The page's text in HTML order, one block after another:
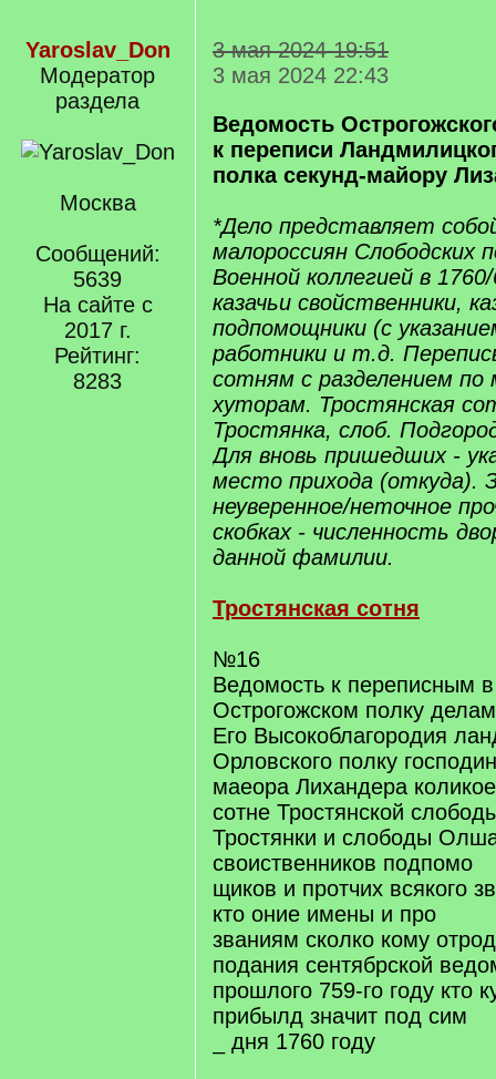
Yaroslav_Don
Модератор
раздела
Москва
Сообщений:
5639
На сайте с
2017 г.
Рейтинг:
8283
3 мая 2024 19:51
3 мая 2024 22:43
Ведомость
к переписи
полка секунд-майору
*Дело представляет
малороссиян Слободских
Военной коллегией в
казачьи свойственники,
подпомощники (с
работники и т.д.
сотням с разделением по
хуторам. Тростянская
Тростянка, слоб.
Для вновь пришедших -
место прихода (откуда).
неуверенное/неточное
скобках - численность
данной фамилии.
Тростянская сотня
№16
Ведомость к переписным
Острогожском полку
Его Высокоблагородия
Орловского полку
маеора Лихандера
сотне Тростянской
Тростянки и слободы
своиственников подпомо
щиков и протчих всякого
кто оние имены и про
званиям сколко кому
подания сентябрской
прошлого 759-го году кто
прибылд значит под сим
_ дня 1760 году